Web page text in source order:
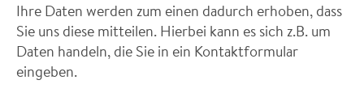
Ihre Daten werden zum einen dadurch erhoben, dass
Sie uns diese mitteilen. Hierbei kann es sich z.B. um
Daten handeln, die Sie in ein Kontaktformular
eingeben.